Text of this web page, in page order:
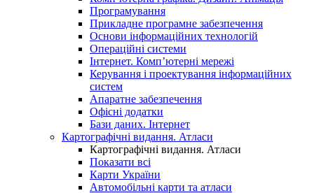
Програмування
Прикладне програмне забезпечення
Основи інформаційних технологій
Операційні системи
Інтернет. Комп’ютерні мережі
Керування і проектування інформаційних
систем
Апаратне забезпечення
Офісні додатки
Бази даних. Інтернет
Картографічні видання. Атласи
Картографічні видання. Атласи
Показати всі
Карти України
Автомобільні карти та атласи